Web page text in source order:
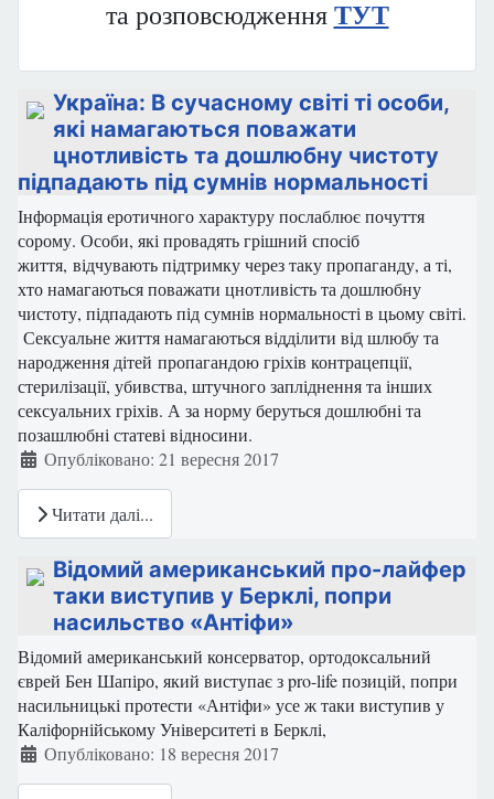
та розповсюдження ТУТ
Україна: В сучасному світі ті особи,
які намагаються поважати
цнотливість та дошлюбну чистоту
підпадають під сумнів нормальності
Інформація еротичного характуру послаблює почуття
сорому. Особи, які провадять грішний спосіб
життя, відчувають підтримку через таку пропаганду, а ті,
хто намагаються поважати цнотливість та дошлюбну
чистоту, підпадають під сумнів нормальності в цьому світі.
Сексуальне життя намагаються відділити від шлюбу та
народження дітей пропагандою гріхів контрацепції,
стерилізації, убивства, штучного запліднення та інших
сексуальних гріхів. А за норму беруться дошлюбні та
позашлюбні статеві відносини.
ДеталіОпубліковано: 21 вересня 2017
Читати далі...
Відомий американський про-лайфер
таки виступив у Берклі, попри
насильство «Антіфи»
Відомий американський консерватор, ортодоксальний
єврей Бен Шапіро, який виступає з pro-life позицій, попри
насильницькі протести «Антіфи» усе ж таки виступив у
Каліфорнійському Університеті в Берклі,
ДеталіОпубліковано: 18 вересня 2017